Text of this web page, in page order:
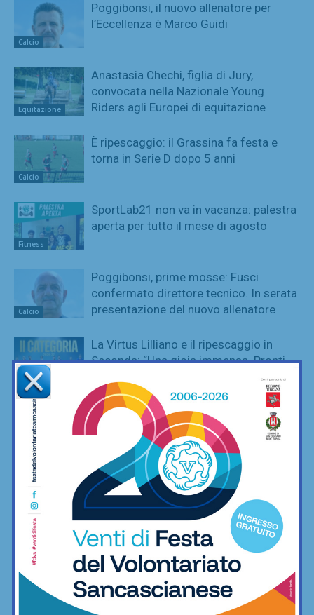
Calcio
Poggibonsi, il nuovo allenatore per
l’Eccellenza è Marco Guidi
Equitazione
Anastasia Chechi, figlia di Jury,
convocata nella Nazionale Young
Riders agli Europei di equitazione
Calcio
È ripescaggio: il Grassina fa festa e
torna in Serie D dopo 5 anni
Fitness
SportLab21 non va in vacanza: palestra
aperta per tutto il mese di agosto
Calcio
Poggibonsi, prime mosse: Fusci
confermato direttore tecnico. In serata
presentazione del nuovo allenatore
Calcio
La Virtus Lilliano e il ripescaggio in
Seconda: “Una gioia immensa. Pronti
ad affrontare la nuova avventura”
Calcio
Grassina al lavoro per la stagione
2026/27, sospeso ancora tra due
categorie
Sette ripescaggi per la Seconda
Categoria 2026/27: fa festa anche la
Virtus Lilliano
Calcio
Vittoria il rimonta contro i giovani viola:
2-1 Rondinella nella prima amichevole